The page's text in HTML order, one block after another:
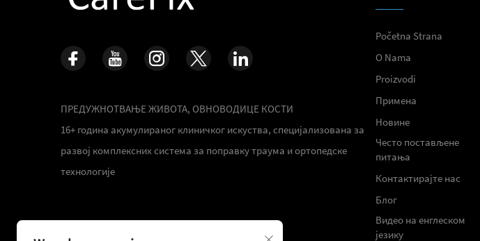
ПРЕДУЖНОТВАЊЕ ЖИВОТА, ОВНОВОДИЦЕ КОСТИ
16+ година акумулираног клиничког искуства, специјализована за
развој комплексних система за поправку траума и ортопедске
технологије
Početna Strana
O Nama
Proizvodi
Примена
Новине
Често постављене
питања
Контактирајте нас
Блог
Видео на енглеском
језику